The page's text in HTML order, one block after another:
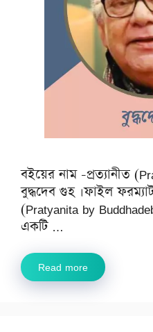
বইয়ের নাম -প্রত্যানীত
বুদ্ধদেব গুহ ।ফাইল
(Pratyanita by
একটি …
Read more